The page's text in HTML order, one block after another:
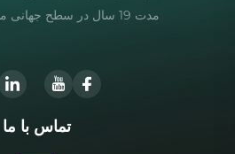
مدت 19 سال در سطح
تماس با ما